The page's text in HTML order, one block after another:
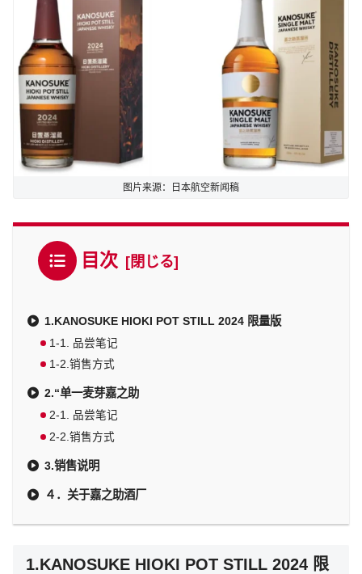
图片来源：日本航空新闻稿
目次
1.KANOSUKE HIOKI POT STILL 2024 限量版
1-1. 品尝笔记
1-2.销售方式
2.“单一麦芽嘉之助
2-1. 品尝笔记
2-2.销售方式
3.销售说明
４．关于嘉之助酒厂
1.KANOSUKE HIOKI POT STILL 2024 限